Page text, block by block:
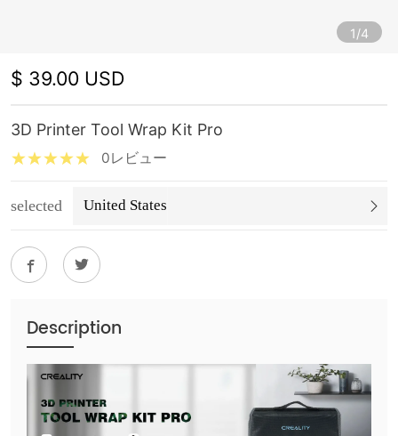
1/4
$ 39.00 USD
3D Printer Tool Wrap Kit Pro
0レビュー
selected United States
Description